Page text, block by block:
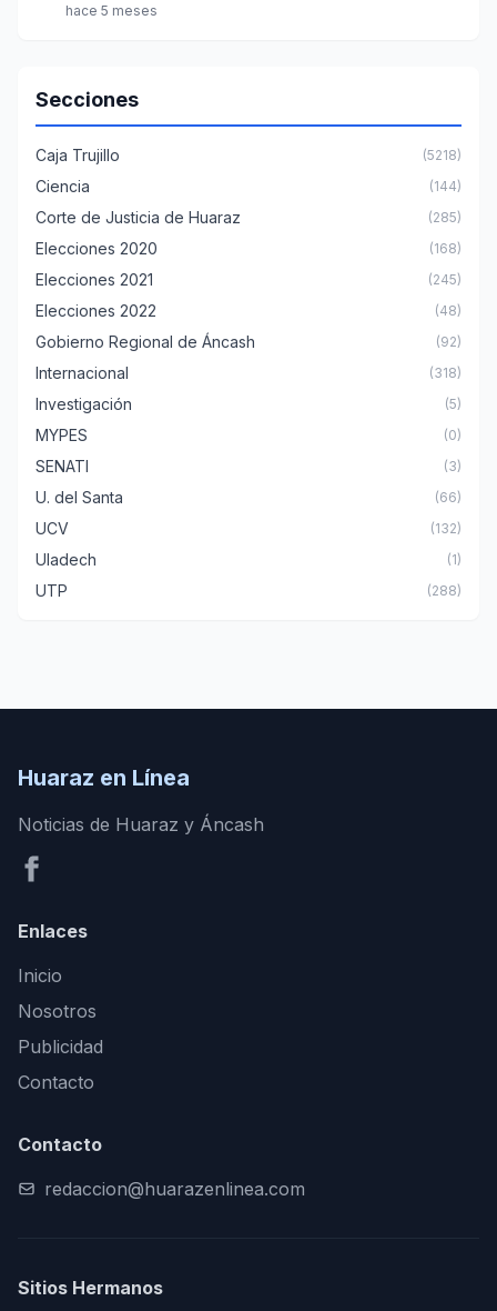
hace 5 meses
Secciones
Caja Trujillo (5218)
Ciencia (144)
Corte de Justicia de Huaraz (285)
Elecciones 2020 (168)
Elecciones 2021 (245)
Elecciones 2022 (48)
Gobierno Regional de Áncash (92)
Internacional (318)
Investigación (5)
MYPES (0)
SENATI (3)
U. del Santa (66)
UCV (132)
Uladech (1)
UTP (288)
Huaraz en Línea
Noticias de Huaraz y Áncash
Enlaces
Inicio
Nosotros
Publicidad
Contacto
Contacto
redaccion@huarazenlinea.com
Sitios Hermanos